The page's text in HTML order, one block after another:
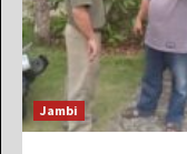
Jambi